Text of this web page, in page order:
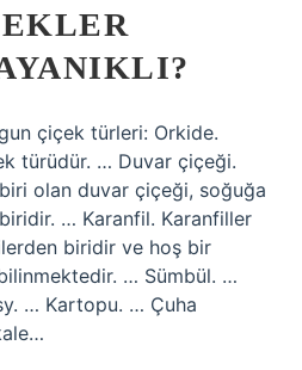
çiçek türleri: Orkide.
türüdür. … Duvar çiçeği.
olan duvar çiçeği, soğuğa
… Karanfil. Karanfiller
biridir ve hoş bir
… Sümbül. …
… Kartopu. … Çuha